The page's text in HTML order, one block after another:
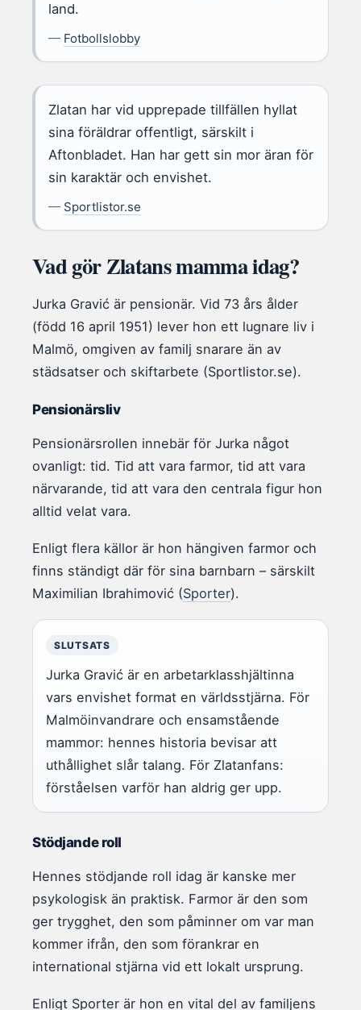
land.
— Fotbollslobby
Zlatan har vid upprepade tillfällen hyllat
sina föräldrar offentligt, särskilt i
Aftonbladet. Han har gett sin mor äran för
sin karaktär och envishet.
— Sportlistor.se
Vad gör Zlatans mamma idag?
Jurka Gravić är pensionär. Vid 73 års ålder
(född 16 april 1951) lever hon ett lugnare liv i
Malmö, omgiven av familj snarare än av
städsatser och skiftarbete (Sportlistor.se).
Pensionärsliv
Pensionärsrollen innebär för Jurka något
ovanligt: tid. Tid att vara farmor, tid att vara
närvarande, tid att vara den centrala figur hon
alltid velat vara.
Enligt flera källor är hon hängiven farmor och
finns ständigt där för sina barnbarn – särskilt
Maximilian Ibrahimović (Sporter).
SLUTSATS
Jurka Gravić är en arbetarklasshjältinna
vars envishet format en världsstjärna. För
Malmöinvandrare och ensamstående
mammor: hennes historia bevisar att
uthållighet slår talang. För Zlatanfans:
förståelsen varför han aldrig ger upp.
Stödjande roll
Hennes stödjande roll idag är kanske mer
psykologisk än praktisk. Farmor är den som
ger trygghet, den som påminner om var man
kommer ifrån, den som förankrar en
international stjärna vid ett lokalt ursprung.
Enligt Sporter är hon en vital del av familjens